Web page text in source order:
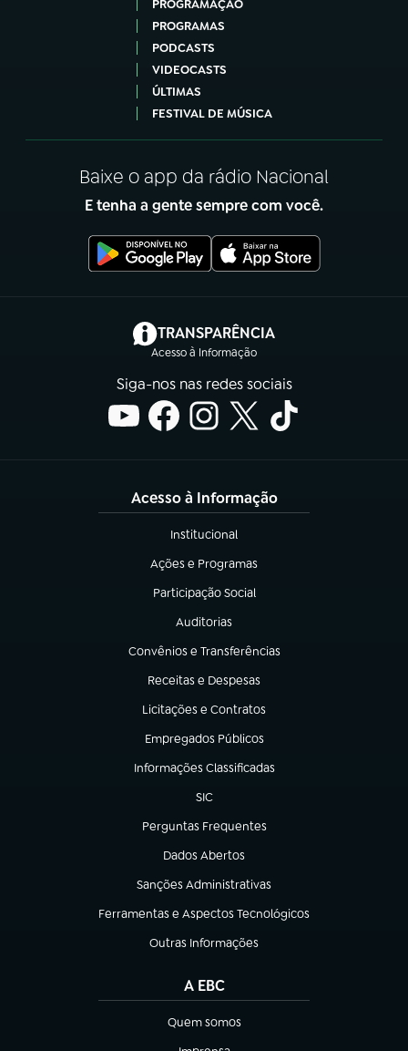
PROGRAMAÇÃO
PROGRAMAS
PODCASTS
VIDEOCASTS
ÚLTIMAS
FESTIVAL DE MÚSICA
Baixe o app da rádio Nacional
E tenha a gente sempre com você.
TRANSPARÊNCIA
Acesso à Informação
(abre em nova aba)
Siga-nos nas redes sociais
Acesso à Informação
Institucional
(abre em nova aba)
Ações e Programas
(abre em nova aba)
Participação Social
(abre em nova aba)
Auditorias
(abre em nova aba)
Convênios e Transferências
(abre em nova aba)
Receitas e Despesas
(abre em nova aba)
Licitações e Contratos
(abre em nova aba)
Empregados Públicos
(abre em nova aba)
Informações Classificadas
(abre em nova aba)
SIC
(abre em nova aba)
Perguntas Frequentes
(abre em nova aba)
Dados Abertos
(abre em nova aba)
Sanções Administrativas
(abre em nova aba)
Ferramentas e Aspectos Tecnológicos
(abre em nova aba)
Outras Informações
(abre em nova aba)
A EBC
Quem somos
(abre em nova aba)